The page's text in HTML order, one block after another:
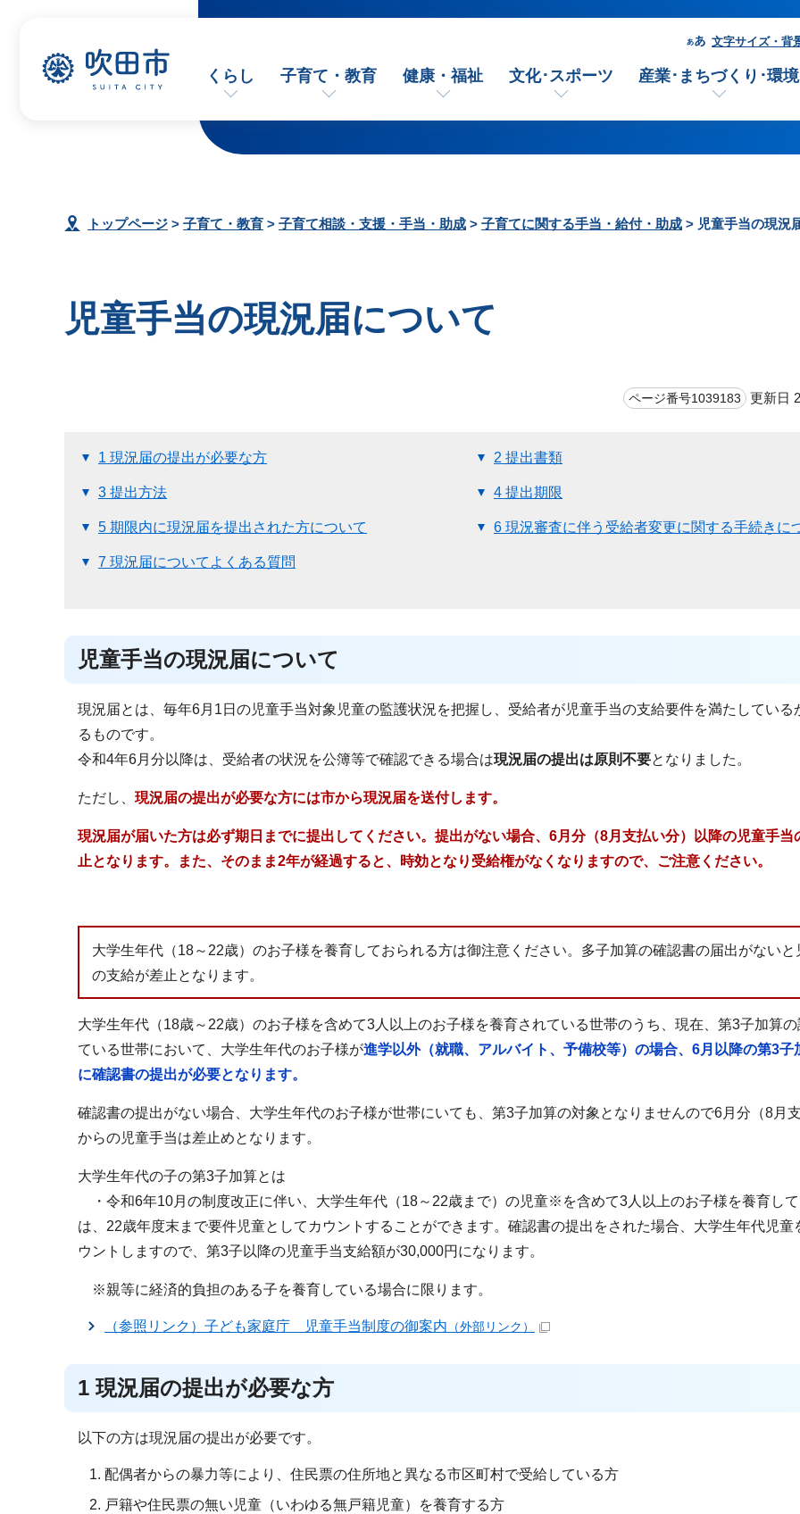
文字サイズ・背
くらし 子育て・教育 健康・福祉 文化･スポーツ 産業･まちづくり･環境
トップページ > 子育て・教育 > 子育て相談・支援・手当・助成 > 子育てに関する手当・給付・助成 > 児童手当の現況
児童手当の現況届について
ページ番号1039183 更新日
1 現況届の提出が必要な方 2 提出書類
3 提出方法 4 提出期限
5 期限内に現況届を提出された方について 6 現況審査に伴う受給者変更に関する手続きに
7 現況届についてよくある質問
児童手当の現況届について
現況届とは、毎年6月1日の児童手当対象児童の監護状況を把握し、受給者が児童手当の支給要件を満たしている
るものです。
令和4年6月分以降は、受給者の状況を公簿等で確認できる場合は現況届の提出は原則不要となりました。
ただし、 現況届の提出が必要な方には市から現況届を送付します。
現況届が届いた方は必ず期日までに提出してください。提出がない場合、6月分（8月支払い分）以降の児童手当
止となります。また、そのまま2年が経過すると、時効となり受給権がなくなりますので、ご注意ください。
大学生年代（18～22歳）のお子様を養育しておられる方は御注意ください。多子加算の確認書の届出がないと
の支給が差止となります。
大学生年代（18歳～22歳）のお子様を含めて3人以上のお子様を養育されている世帯のうち、現在、第3子加算
ている世帯において、大学生年代のお子様が進学以外（就職、アルバイト、予備校等）の場合、6月以降の第3子
に確認書の提出が必要となります。
確認書の提出がない場合、大学生年代のお子様が世帯にいても、第3子加算の対象となりませんので6月分（8月支
からの児童手当は差止めとなります。
大学生年代の子の第3子加算とは
・令和6年10月の制度改正に伴い、大学生年代（18～22歳まで）の児童※を含めて3人以上のお子様を養育し
は、22歳年度末まで要件児童としてカウントすることができます。確認書の提出をされた場合、大学生年代児童
ウントしますので、第3子以降の児童手当支給額が30,000円になります。
※親等に経済的負担のある子を養育している場合に限ります。
（参照リンク）子ども家庭庁 児童手当制度の御案内 （外部リンク）
1 現況届の提出が必要な方
以下の方は現況届の提出が必要です。
配偶者からの暴力等により、住民票の住所地と異なる市区町村で受給している方
戸籍や住民票の無い児童（いわゆる無戸籍児童）を養育する方